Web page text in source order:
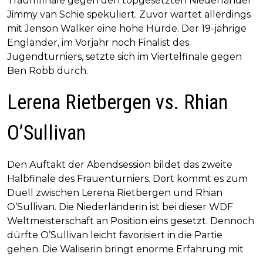
Jimmy van Schie spekuliert. Zuvor wartet allerdings
mit Jenson Walker eine hohe Hürde. Der 19-jährige
Engländer, im Vorjahr noch Finalist des
Jugendturniers, setzte sich im Viertelfinale gegen
Ben Robb durch.
Lerena Rietbergen vs. Rhian
O’Sullivan
Den Auftakt der Abendsession bildet das zweite
Halbfinale des Frauenturniers. Dort kommt es zum
Duell zwischen Lerena Rietbergen und Rhian
O’Sullivan. Die Niederländerin ist bei dieser WDF
Weltmeisterschaft an Position eins gesetzt. Dennoch
dürfte O’Sullivan leicht favorisiert in die Partie
gehen. Die Waliserin bringt enorme Erfahrung mit